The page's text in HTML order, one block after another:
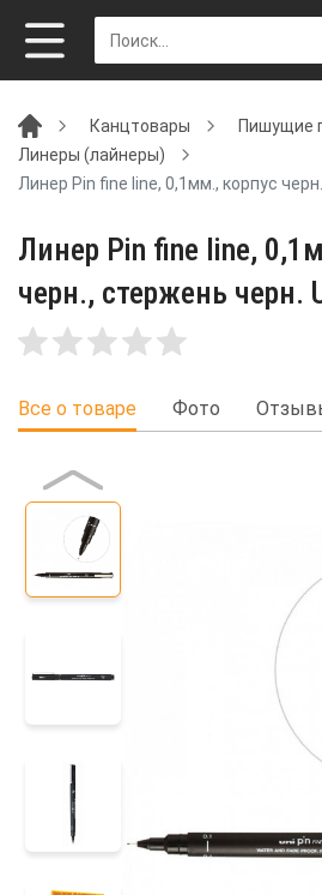
Канцтовары
Пишущие
Линеры (лайнеры)
Линер Pin fine line, 0,1мм., корпус
Линер Pin fine line,
черн., стержень черн.
Все о товаре Фото